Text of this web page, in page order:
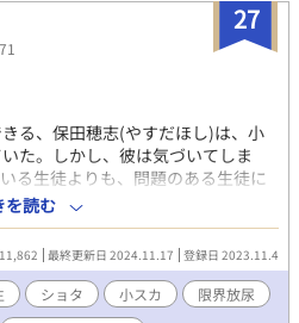
い&誤字等があると思いますが、
ら幸いです。
27
る、保田穂志(やすだほし)は、小
た。しかし、彼は気づいてしま
る生徒よりも、問題のある生徒に
。 同じクラスの与田は、頭も運動
ともに喋れない。家庭環境の悪さ
穂志の家庭も人ごとに出来ないく
困窮していない。父親も母親もい
で、それを良いことに母親は不倫
もらえる環境はない。まだ10歳の
を読む
最終更新日 2024.11.17 登録日 2023.11.4
ショタ 小スカ
限界放尿